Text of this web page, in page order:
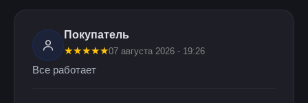
Покупатель
★★★★★07 августа 2026 - 19:26
Все работает